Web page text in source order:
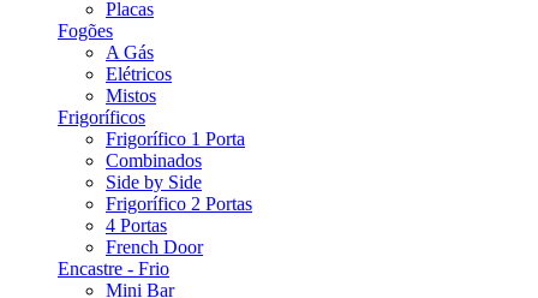
Placas
Fogões
A Gás
Elétricos
Mistos
Frigoríficos
Frigorífico 1 Porta
Combinados
Side by Side
Frigorífico 2 Portas
4 Portas
French Door
Encastre - Frio
Mini Bar